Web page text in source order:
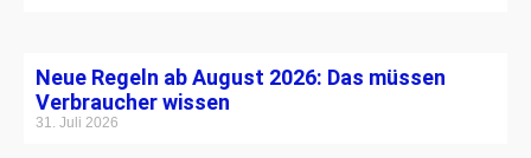
Neue Regeln ab August 2026: Das müssen
Verbraucher wissen
31. Juli 2026